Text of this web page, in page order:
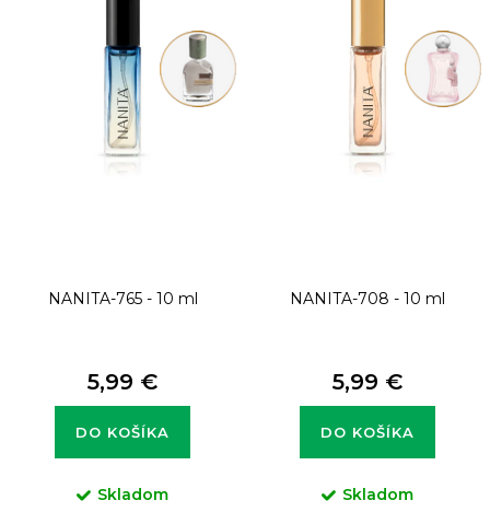
NANITA-765 - 10 ml
5,99 €
DO KOŠÍKA
Skladom
NANITA-708 - 10 ml
5,99 €
DO KOŠÍKA
Skladom